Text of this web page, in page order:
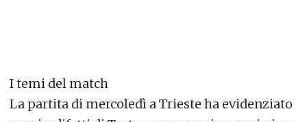
I temi del match
La partita di mercoledì a Trieste ha evidenziato